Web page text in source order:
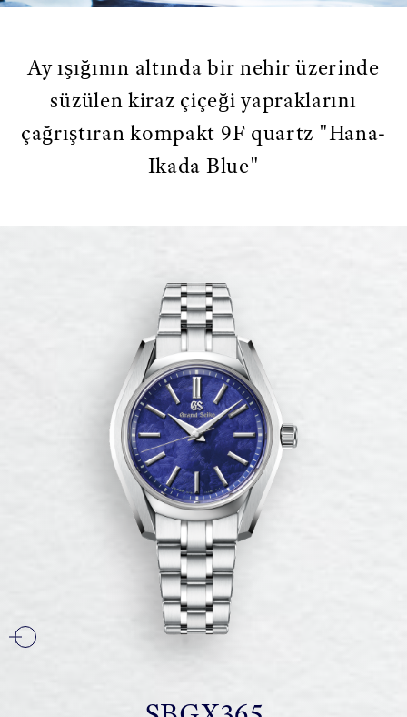
Ay ışığının altında bir nehir üzerinde
süzülen kiraz çiçeği yapraklarını
çağrıştıran kompakt 9F quartz "Hana-
Ikada Blue"